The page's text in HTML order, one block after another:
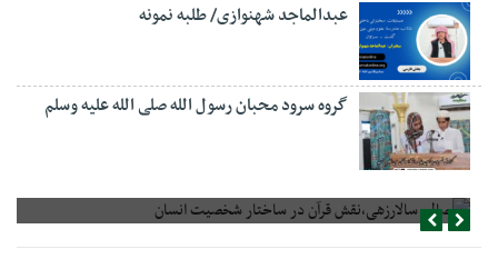
عبدالماجد شهنوازی/ طلبه نمونه
گروه سرود محبان رسول الله صلی الله علیه وسلم
صالح سالارزهی،‌نقش قرآن در ساختار شخصیت انسان